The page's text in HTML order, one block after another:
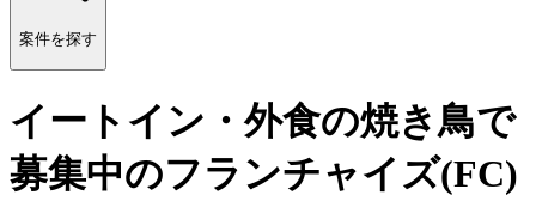
案件を探す
イートイン・外食の焼き鳥で
募集中のフランチャイズ(FC)